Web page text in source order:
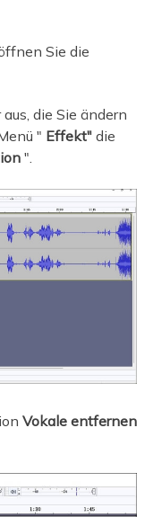
Sie die
die Sie ändern
" Effekt"die
".
Vokale entfernen